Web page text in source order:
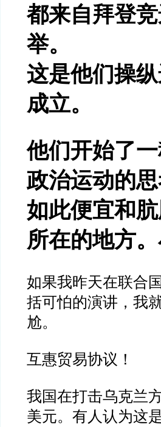
都来自拜登
举。
这是他们操
成立。
他们开始了
政治运动的思
如此便宜和
所在的地方
如果我昨天在联合
括可怕的演讲，我
尬。
互惠贸易协议！
我国在打击乌克兰
美元。有人认为这